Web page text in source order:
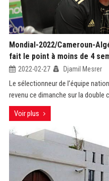
Mondial-2022/Cameroun-
fait le point à moins de 4
2022-02-27 Djamil Mesrer
Le sélectionneur de l’équipe
revenu ce dimanche sur la
Voir plus